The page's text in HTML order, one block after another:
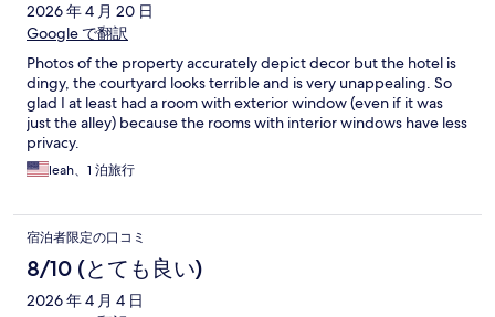
2026 年 4 月 20 日
Google で翻訳
Photos of the property accurately depict decor but the hotel is
dingy, the courtyard looks terrible and is very unappealing. So
glad I at least had a room with exterior window (even if it was
just the alley) because the rooms with interior windows have less
privacy.
leah、1 泊旅行
宿泊者限定の口コミ
8/10 (とても良い)
2026 年 4 月 4 日